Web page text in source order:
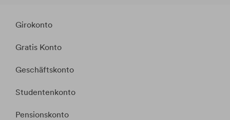
Girokonto
Gratis Konto
Geschäftskonto
Studentenkonto
Pensionskonto